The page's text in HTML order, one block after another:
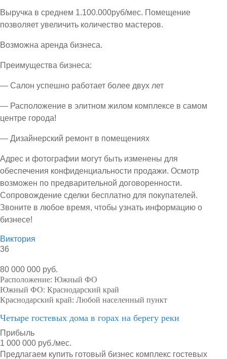
Выручка в среднем 1.100.000руб/мес. Помещение
позволяет увеличить количество мастеров.
Возможна аренда бизнеса.
Преимущества бизнеса:
— Салон успешно работает более двух лет
— Расположение в элитном жилом комплексе в самом
центре города!
— Дизайнерский ремонт в помещениях
Адрес и фотографии могут быть изменены для
обеспечения конфиденциальности продажи. Осмотр
возможен по предварительной договоренности.
Сопровождение сделки бесплатно для покупателей.
Звоните в любое время, чтобы узнать информацию о
бизнесе!
Виктория
36
80 000 000 руб.
Расположение: Южный ФО
Южный ФО: Краснодарский край
Краснодарский край: Любой населенный пункт
Четыре гостевых дома в горах на берегу реки
Прибыль
1 000 000 руб./мес.
Предлагаем купить готовый бизнес комплекс гостевых